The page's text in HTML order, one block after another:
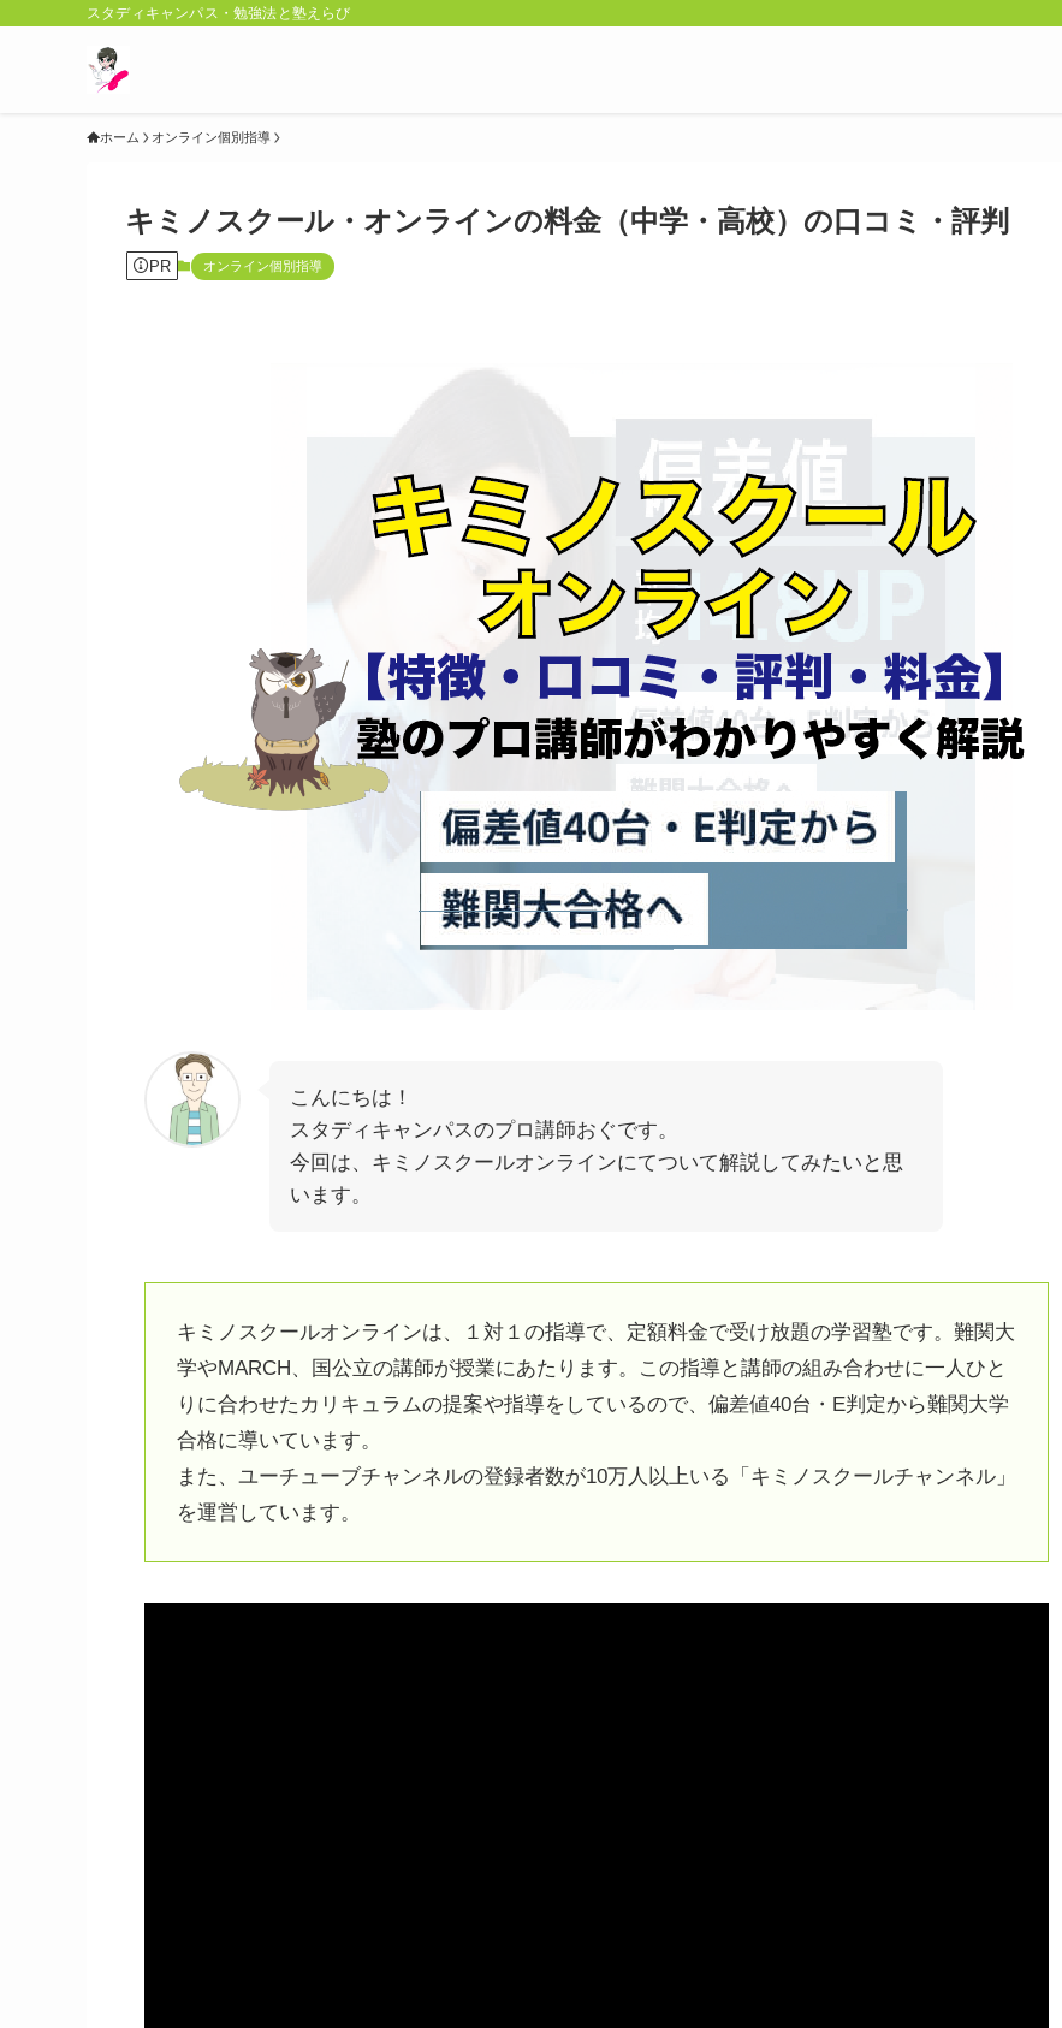
スタディキャンパス・勉強法と塾えらび
ホーム オンライン個別指導
キミノスクール・オンラインの料金（中学・高校）の口コミ・評判
PR オンライン個別指導
こんにちは！
スタディキャンパスのプロ講師おぐです。
今回は、キミノスクールオンラインにてついて解説してみたいと思
います。
キミノスクールオンラインは、１対１の指導で、定額料金で受け放題の学習塾です。難関大
学やMARCH、国公立の講師が授業にあたります。この指導と講師の組み合わせに一人ひと
りに合わせたカリキュラムの提案や指導をしているので、偏差値40台・E判定から難関大学
合格に導いています。
また、ユーチューブチャンネルの登録者数が10万人以上いる「キミノスクールチャンネル」
を運営しています。